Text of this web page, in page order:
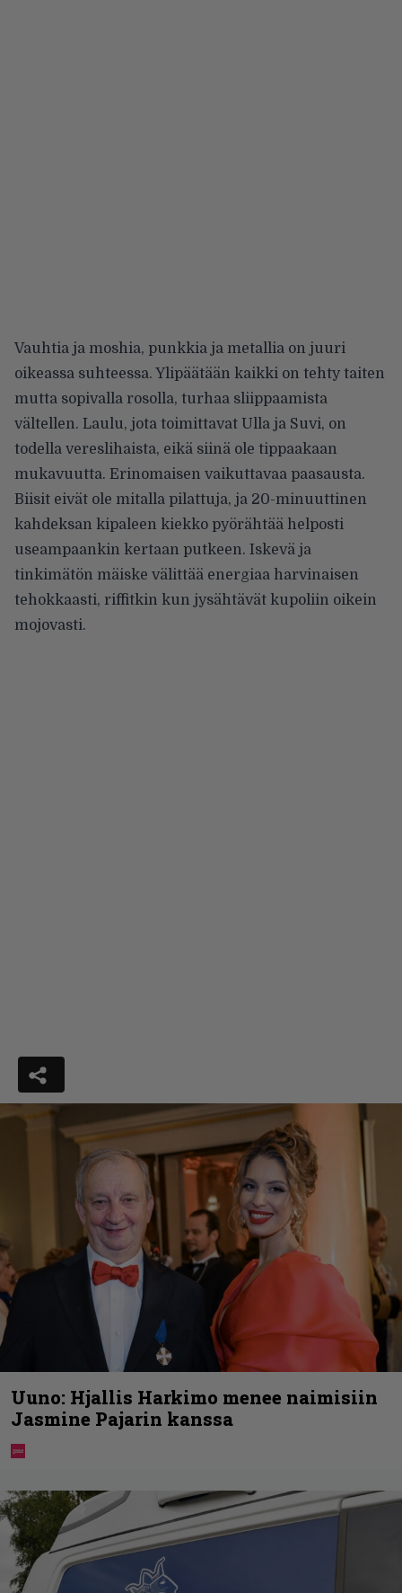
Vauhtia ja moshia, punkkia ja metallia on juuri
oikeassa suhteessa. Ylipäätään kaikki on tehty taiten
mutta sopivalla rosolla, turhaa sliippaamista
vältellen. Laulu, jota toimittavat Ulla ja Suvi, on
todella vereslihaista, eikä siinä ole tippaakaan
mukavuutta. Erinomaisen vaikuttavaa paasausta.
Biisit eivät ole mitalla pilattuja, ja 20-minuuttinen
kahdeksan kipaleen kiekko pyörähtää helposti
useampaankin kertaan putkeen. Iskevä ja
tinkimätön mäiske välittää energiaa harvinaisen
tehokkaasti, riffitkin kun jysähtävät kupoliin oikein
mojovasti.
Uuno: Hjallis Harkimo menee naimisiin
Jasmine Pajarin kanssa